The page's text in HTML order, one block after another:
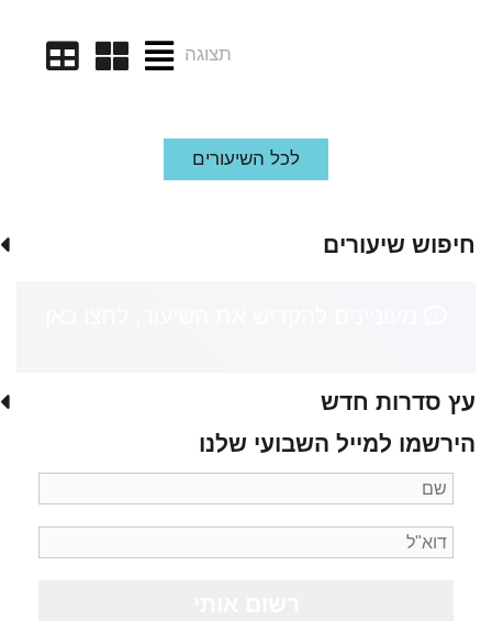
תצוגה
לכל השיעורים
חיפוש שיעורים
עץ סדרות חדש
הירשמו למייל השבועי שלנו